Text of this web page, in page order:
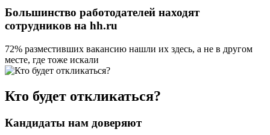
Большинство работодателей находят
сотрудников на hh.ru
72% разместивших вакансию нашли их здесь, а не в другом
месте, где тоже искали
Кто будет откликаться?
Кандидаты нам доверяют